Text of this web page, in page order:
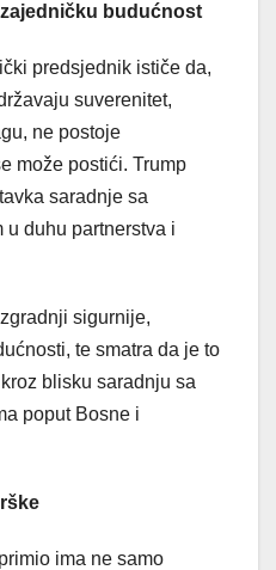
budućnost
predsjednik ističe da,
suverenitet,
ne postoje
može postići. Trump
saradnje sa
u duhu partnerstva i
sigurnije,
te smatra da je to
blisku saradnju sa
poput Bosne i
ima ne samo